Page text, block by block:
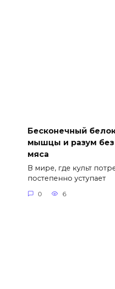
Бесконечный
мышцы и разум без
мяса
В мире, где культ
постепенно уступает
0 6